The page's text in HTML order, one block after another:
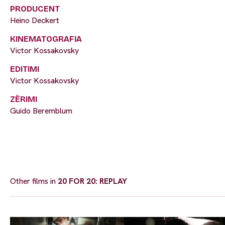
PRODUCENT
Heino Deckert
KINEMATOGRAFIA
Victor Kossakovsky
EDITIMI
Victor Kossakovsky
ZËRIMI
Guido Beremblum
Other films in 20 FOR 20: REPLAY